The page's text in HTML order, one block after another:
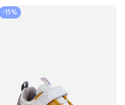
preta
-15%